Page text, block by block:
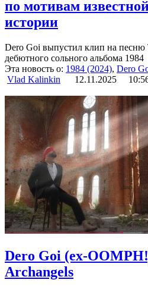
по мотивам
истории
Dero Goi выпустил клип на песню
дебютного сольного альбома 1984
Эта новость о: 1984 (2024), Dero
Vlad Kalinkin
12.11.2025
Dero Goi (ex-
Archangels